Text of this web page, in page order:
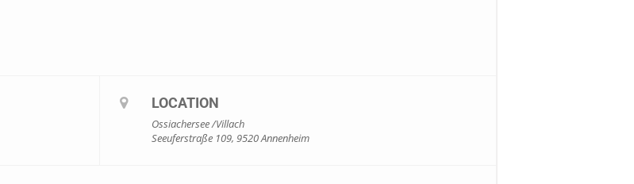
LOCATION
Ossiachersee /Villach
Seeuferstraße 109, 9520 Annenheim